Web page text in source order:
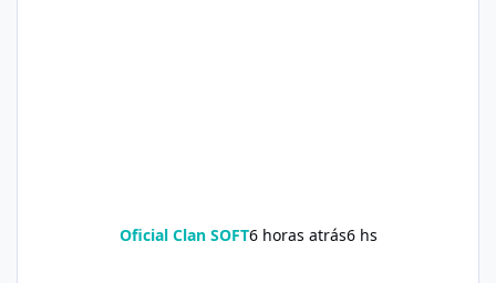
Oficial Clan SOFT6 horas atrás6 hs